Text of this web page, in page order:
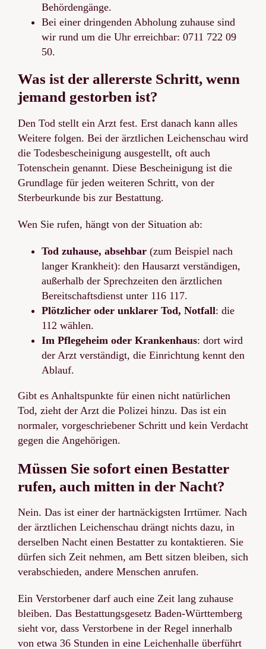
Behördengänge.
Bei einer dringenden Abholung zuhause sind
wir rund um die Uhr erreichbar: 0711 722 09
50.
Was ist der allererste Schritt, wenn
jemand gestorben ist?
Den Tod stellt ein Arzt fest. Erst danach kann alles
Weitere folgen. Bei der ärztlichen Leichenschau wird
die Todesbescheinigung ausgestellt, oft auch
Totenschein genannt. Diese Bescheinigung ist die
Grundlage für jeden weiteren Schritt, von der
Sterbeurkunde bis zur Bestattung.
Wen Sie rufen, hängt von der Situation ab:
Tod zuhause, absehbar (zum Beispiel nach
langer Krankheit): den Hausarzt verständigen,
außerhalb der Sprechzeiten den ärztlichen
Bereitschaftsdienst unter 116 117.
Plötzlicher oder unklarer Tod, Notfall: die
112 wählen.
Im Pflegeheim oder Krankenhaus: dort wird
der Arzt verständigt, die Einrichtung kennt den
Ablauf.
Gibt es Anhaltspunkte für einen nicht natürlichen
Tod, zieht der Arzt die Polizei hinzu. Das ist ein
normaler, vorgeschriebener Schritt und kein Verdacht
gegen die Angehörigen.
Müssen Sie sofort einen Bestatter
rufen, auch mitten in der Nacht?
Nein. Das ist einer der hartnäckigsten Irrtümer. Nach
der ärztlichen Leichenschau drängt nichts dazu, in
derselben Nacht einen Bestatter zu kontaktieren. Sie
dürfen sich Zeit nehmen, am Bett sitzen bleiben, sich
verabschieden, andere Menschen anrufen.
Ein Verstorbener darf auch eine Zeit lang zuhause
bleiben. Das Bestattungsgesetz Baden-Württemberg
sieht vor, dass Verstorbene in der Regel innerhalb
von etwa 36 Stunden in eine Leichenhalle überführt